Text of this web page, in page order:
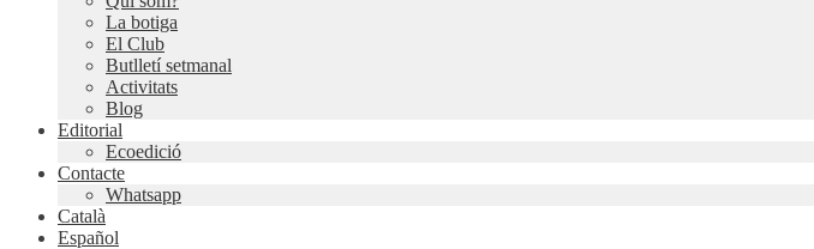
La botiga
El Club
Butlletí setmanal
Activitats
Blog
Editorial
Ecoedició
Contacte
Whatsapp
Català
Español